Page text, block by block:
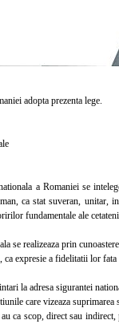
adopta prezenta lege.
a Romaniei se
ca stat suveran, unitar,
fundamentale ale
se realizeaza prin
expresie a fidelitatii lor fata
la adresa sigurantei
care vizeaza
ca scop, direct sau indirect,